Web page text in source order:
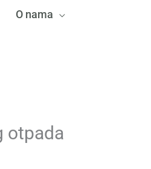
O nama
otpada